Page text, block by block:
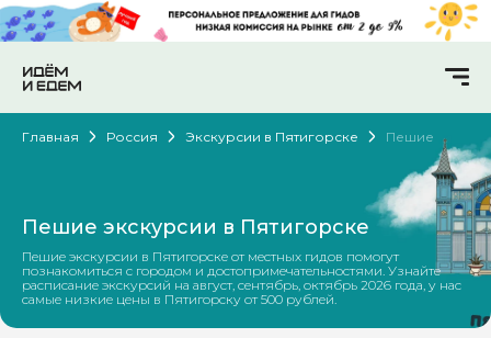
Главная Россия Экскурсии в Пятигорске Пешие
Пешие экскурсии в Пятигорске
Пешие экскурсии в Пятигорске от местных гидов помогут
познакомиться с городом и достопримечательностями. Узнайте
расписание экскурсий на август, сентябрь, октябрь 2026 года, у нас
самые низкие цены в Пятигорску от 500 рублей.